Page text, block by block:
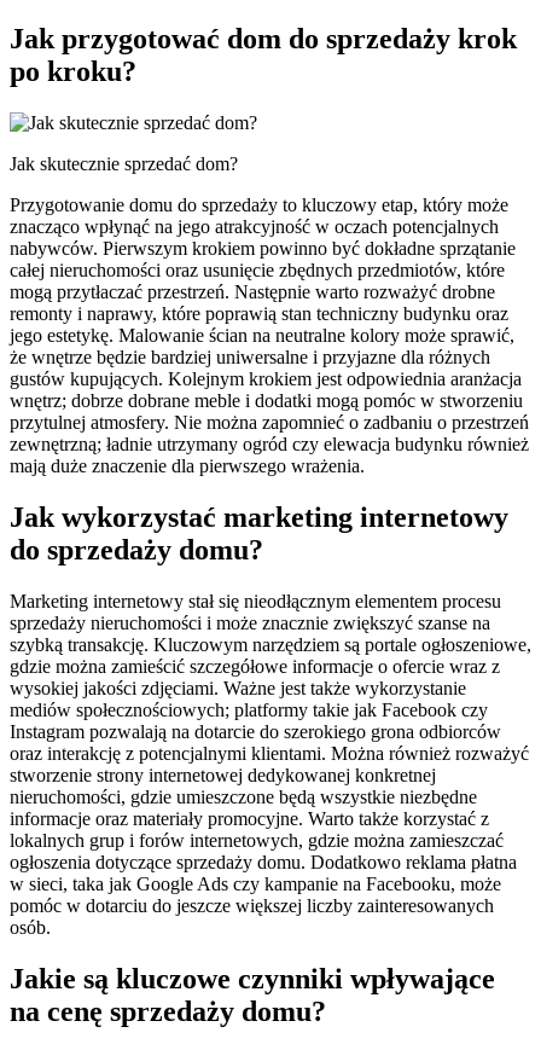
Jak przygotować dom do sprzedaży krok
po kroku?
Jak skutecznie sprzedać dom?
Przygotowanie domu do sprzedaży to kluczowy etap, który może
znacząco wpłynąć na jego atrakcyjność w oczach potencjalnych
nabywców. Pierwszym krokiem powinno być dokładne sprzątanie
całej nieruchomości oraz usunięcie zbędnych przedmiotów, które
mogą przytłaczać przestrzeń. Następnie warto rozważyć drobne
remonty i naprawy, które poprawią stan techniczny budynku oraz
jego estetykę. Malowanie ścian na neutralne kolory może sprawić,
że wnętrze będzie bardziej uniwersalne i przyjazne dla różnych
gustów kupujących. Kolejnym krokiem jest odpowiednia aranżacja
wnętrz; dobrze dobrane meble i dodatki mogą pomóc w stworzeniu
przytulnej atmosfery. Nie można zapomnieć o zadbaniu o przestrzeń
zewnętrzną; ładnie utrzymany ogród czy elewacja budynku również
mają duże znaczenie dla pierwszego wrażenia.
Jak wykorzystać marketing internetowy
do sprzedaży domu?
Marketing internetowy stał się nieodłącznym elementem procesu
sprzedaży nieruchomości i może znacznie zwiększyć szanse na
szybką transakcję. Kluczowym narzędziem są portale ogłoszeniowe,
gdzie można zamieścić szczegółowe informacje o ofercie wraz z
wysokiej jakości zdjęciami. Ważne jest także wykorzystanie
mediów społecznościowych; platformy takie jak Facebook czy
Instagram pozwalają na dotarcie do szerokiego grona odbiorców
oraz interakcję z potencjalnymi klientami. Można również rozważyć
stworzenie strony internetowej dedykowanej konkretnej
nieruchomości, gdzie umieszczone będą wszystkie niezbędne
informacje oraz materiały promocyjne. Warto także korzystać z
lokalnych grup i forów internetowych, gdzie można zamieszczać
ogłoszenia dotyczące sprzedaży domu. Dodatkowo reklama płatna
w sieci, taka jak Google Ads czy kampanie na Facebooku, może
pomóc w dotarciu do jeszcze większej liczby zainteresowanych
osób.
Jakie są kluczowe czynniki wpływające
na cenę sprzedaży domu?